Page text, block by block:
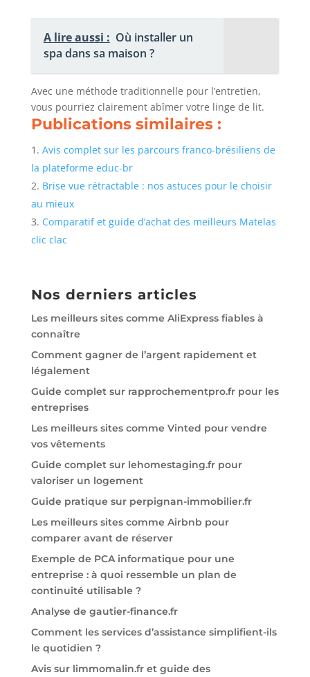
A lire aussi : Où installer un
spa dans sa maison ?
Avec une méthode traditionnelle pour l’entretien,
vous pourriez clairement abîmer votre linge de lit.
Publications similaires :
Avis complet sur les parcours franco-brésiliens de
la plateforme educ-br
Brise vue rétractable : nos astuces pour le choisir
au mieux
Comparatif et guide d’achat des meilleurs Matelas
clic clac
Nos derniers articles
Les meilleurs sites comme AliExpress fiables à
connaître
Comment gagner de l’argent rapidement et
légalement
Guide complet sur rapprochementpro.fr pour les
entreprises
Les meilleurs sites comme Vinted pour vendre
vos vêtements
Guide complet sur lehomestaging.fr pour
valoriser un logement
Guide pratique sur perpignan-immobilier.fr
Les meilleurs sites comme Airbnb pour
comparer avant de réserver
Exemple de PCA informatique pour une
entreprise : à quoi ressemble un plan de
continuité utilisable ?
Analyse de gautier-finance.fr
Comment les services d’assistance simplifient-ils
le quotidien ?
Avis sur limmomalin.fr et guide des